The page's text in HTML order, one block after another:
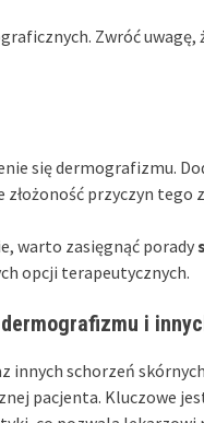
Zwróć uwagę,
się dermografizmu.
złożoność przyczyn tego
warto zasięgnąć porady
opcji terapeutycznych.
i
innych schorzeń
pacjenta. Kluczowe